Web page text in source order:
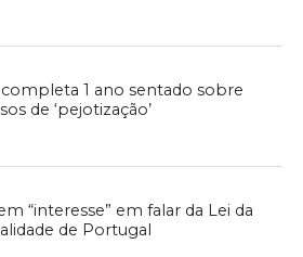
1 ano sentado sobre
de ‘pejotização’
“interesse” em falar da Lei da
de Portugal